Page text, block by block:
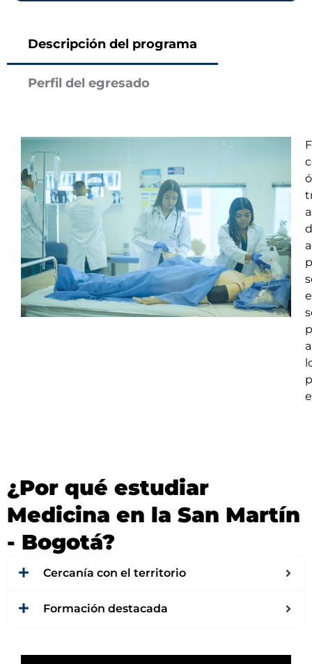
Descripción del programa
Perfil del egresado
¿Por qué estudiar
Medicina en la San Martín
- Bogotá?
Cercanía con el territorio
Formación destacada